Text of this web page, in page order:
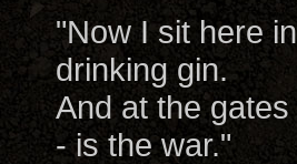
"Now I sit here
drinking gin.
And at the
- is the war."